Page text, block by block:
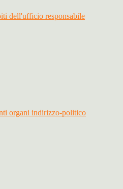
dell'ufficio responsabile
organi indirizzo-politico